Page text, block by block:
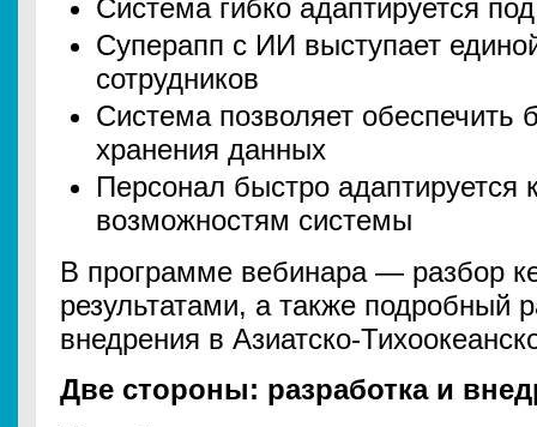
Система гибко адаптируется
Суперапп с ИИ выступает
сотрудников
Система позволяет обеспечить
хранения данных
Персонал быстро адаптируется
возможностям системы
В программе вебинара — разбор
результатами, а также подробный
внедрения в Азиатско-
Две стороны: разработка и